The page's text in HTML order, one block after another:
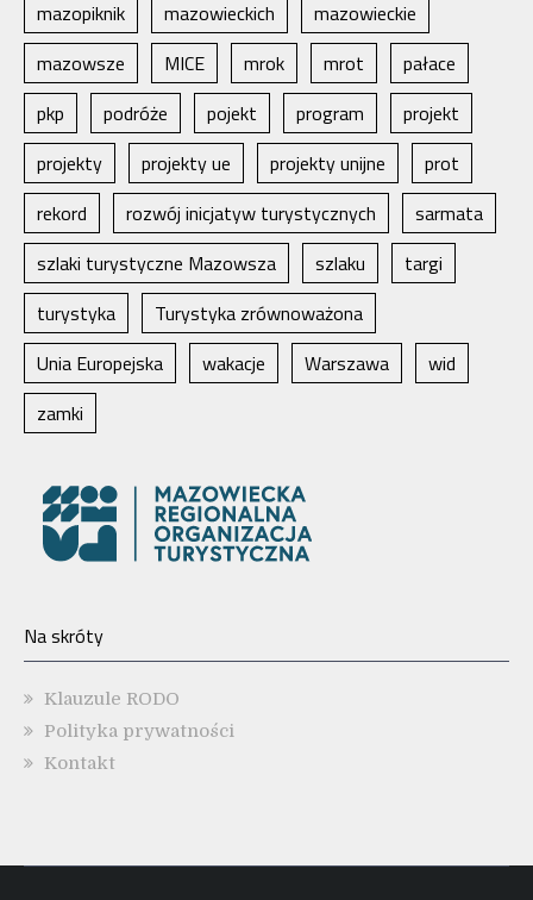
mazopiknik
mazowieckich
mazowieckie
mazowsze
MICE mrok mrot
pałace
pkp
podróże pojekt program
projekt
projekty
projekty ue projekty unijne
prot
rekord
rozwój inicjatyw turystycznych
sarmata
szlaki turystyczne Mazowsza
szlaku
targi
turystyka
Turystyka zrównoważona
Unia Europejska
wakacje Warszawa
wid
zamki
Na skróty
Klauzule RODO
Polityka prywatności
Kontakt